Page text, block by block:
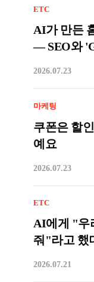
ETC
AI가 만든
— SEO와
2026.07.23
마케팅
쿠폰은 할
예요
2026.07.23
ETC
AI에게 "우
줘"라고 했
2026.07.21